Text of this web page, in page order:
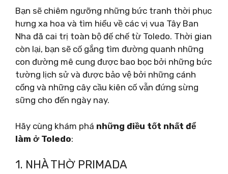
Bạn sẽ chiêm ngưỡng những bức tranh thời phục
hưng xa hoa và tìm hiểu về các vị vua Tây Ban
Nha đã cai trị toàn bộ đế chế từ Toledo. Thời gian
còn lại, bạn sẽ cố gắng tìm đường quanh những
con đường mê cung được bao bọc bởi những bức
tường lịch sử và được bảo vệ bởi những cánh
cổng và những cây cầu kiên cố vẫn đứng sừng
sững cho đến ngày nay.
Hãy cùng khám phá những điều tốt nhất để
làm ở Toledo:
1. NHÀ THỜ PRIMADA